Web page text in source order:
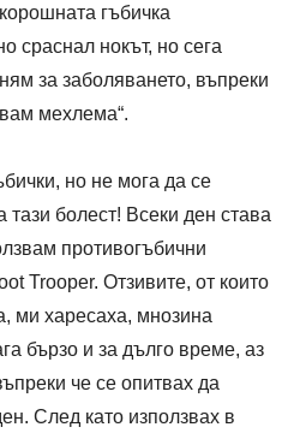
гъбичка
сраснал нокът, но сега
за заболяването, въпреки
мехлема“.
но не мога да се
тази болест! Всеки ден става
противогъбични
Trooper. Отзивите, от които
ми харесаха, мнозина
бързо и за дълго време, аз
че се опитвах да
След като използвах в